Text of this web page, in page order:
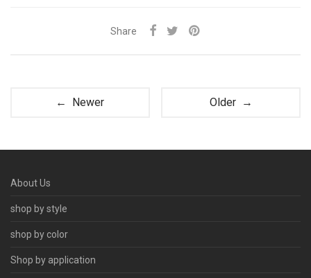
Share
← Newer Older →
About Us
shop by style
shop by color
Shop by application